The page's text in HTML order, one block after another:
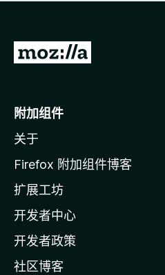
无
转
o
i
l
a
主
页
附加组件
关于
Firefox 附加组件博客
扩展工坊
开发者中心
开发者政策
社区博客